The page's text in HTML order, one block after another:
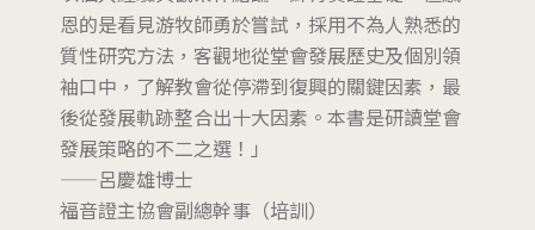
恩的是看見游牧師勇於嘗試，採用不為人熟悉的
質性研究方法，客觀地從堂會發展歷史及個別領
袖口中，了解教會從停滯到復興的關鍵因素，最
後從發展軌跡整合出十大因素。本書是研讀堂會
發展策略的不二之選！」
——呂慶雄博士
福音證主協會副總幹事（培訓）